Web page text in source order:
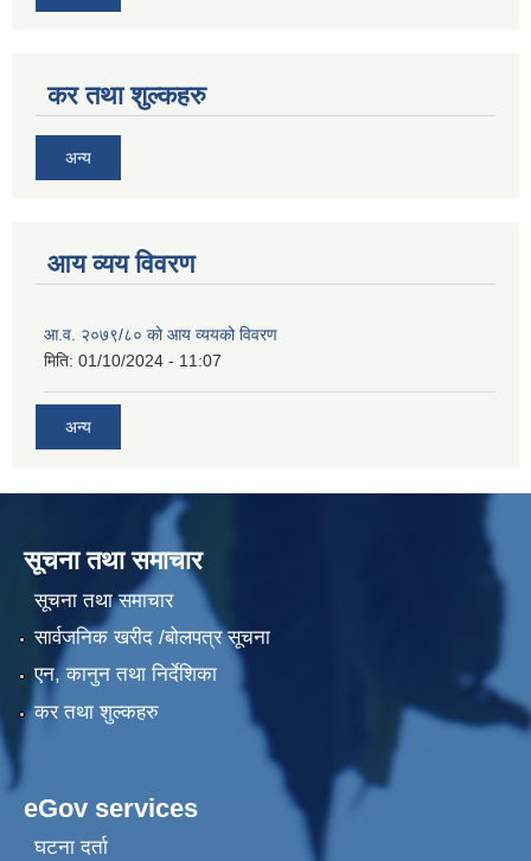
कर तथा शुल्कहरु
अन्य
आय व्यय विवरण
आ.व. २०७९/८० को आय व्ययको विवरण
मिति: 01/10/2024 - 11:07
अन्य
सूचना तथा समाचार
सूचना तथा समाचार
सार्वजनिक खरीद /बोलपत्र सूचना
एन, कानुन तथा निर्देशिका
कर तथा शुल्कहरु
eGov services
घटना दर्ता